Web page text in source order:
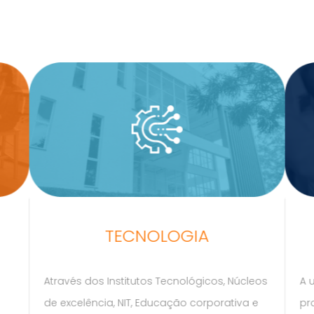
TECNOLOGIA
Através dos Institutos Tecnológicos, Núcleos
de excelência, NIT, Educação corporativa e
A